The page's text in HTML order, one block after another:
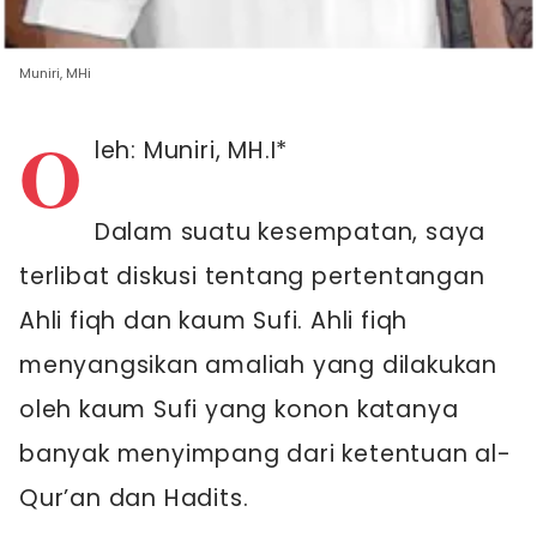
Muniri, MHi
O leh: Muniri, MH.I*
Dalam suatu kesempatan, saya
terlibat diskusi tentang pertentangan
Ahli fiqh dan kaum Sufi. Ahli fiqh
menyangsikan amaliah yang dilakukan
oleh kaum Sufi yang konon katanya
banyak menyimpang dari ketentuan al-
Qur’an dan Hadits.